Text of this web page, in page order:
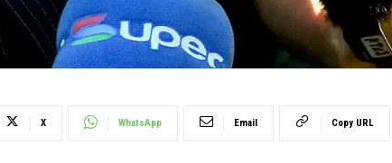
X WhatsApp Email Copy URL